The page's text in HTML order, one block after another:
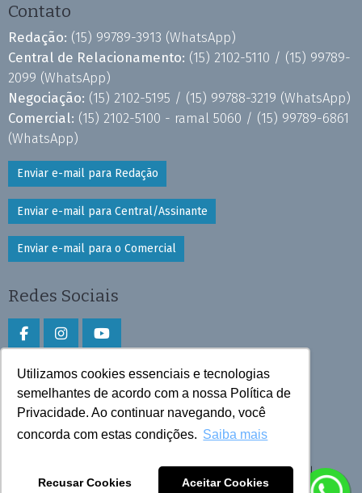
Utilizamos cookies essenciais e tecnologias
semelhantes de acordo com a nossa Política de
Privacidade. Ao continuar navegando, você
concorda com estas condições. Saiba mais
Recusar Cookies Aceitar Cookies
Contato
Redação: (15) 99789-3913 (WhatsApp)
Central de Relacionamento: (15) 2102-5110 / (15) 99789-
2099 (WhatsApp)
Negociação: (15) 2102-5195 / (15) 99788-3219 (WhatsApp)
Comercial: (15) 2102-5100 - ramal 5060 / (15) 99789-6861
(WhatsApp)
Enviar e-mail para Redação
Enviar e-mail para Central/Assinante
Enviar e-mail para o Comercial
Redes Sociais
Faça download do aplicativo
Play Store e App Store
Todos os direitos reservados © 2026 Cruzeiro do Sul